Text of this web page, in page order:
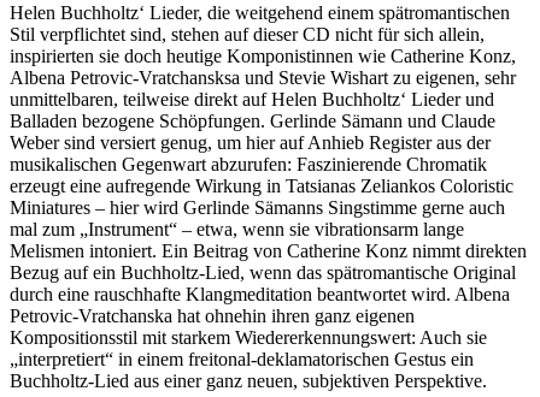
Helen Buchholtz‘ Lieder, die weitgehend einem spätromantischen
Stil verpflichtet sind, stehen auf dieser CD nicht für sich allein,
inspirierten sie doch heutige Komponistinnen wie Catherine Konz,
Albena Petrovic-Vratchansksa und Stevie Wishart zu eigenen, sehr
unmittelbaren, teilweise direkt auf Helen Buchholtz‘ Lieder und
Balladen bezogene Schöpfungen. Gerlinde Sämann und Claude
Weber sind versiert genug, um hier auf Anhieb Register aus der
musikalischen Gegenwart abzurufen: Faszinierende Chromatik
erzeugt eine aufregende Wirkung in Tatsianas Zeliankos Coloristic
Miniatures – hier wird Gerlinde Sämanns Singstimme gerne auch
mal zum „Instrument“ – etwa, wenn sie vibrationsarm lange
Melismen intoniert. Ein Beitrag von Catherine Konz nimmt direkten
Bezug auf ein Buchholtz-Lied, wenn das spätromantische Original
durch eine rauschhafte Klangmeditation beantwortet wird. Albena
Petrovic-Vratchanska hat ohnehin ihren ganz eigenen
Kompositionsstil mit starkem Wiedererkennungswert: Auch sie
„interpretiert“ in einem freitonal-deklamatorischen Gestus ein
Buchholtz-Lied aus einer ganz neuen, subjektiven Perspektive.